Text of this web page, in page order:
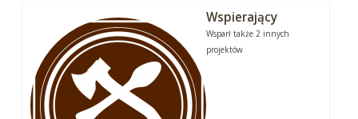
Wspierający
Wsparł także 2 innych
projektów